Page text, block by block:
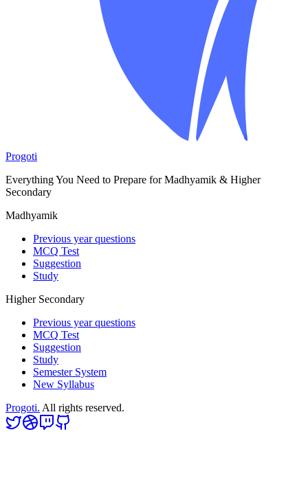
Progoti
Everything You Need to Prepare for Madhyamik & Higher
Secondary
Madhyamik
Previous year questions
MCQ Test
Suggestion
Study
Higher Secondary
Previous year questions
MCQ Test
Suggestion
Study
Semester System
New Syllabus
Progoti. All rights reserved.